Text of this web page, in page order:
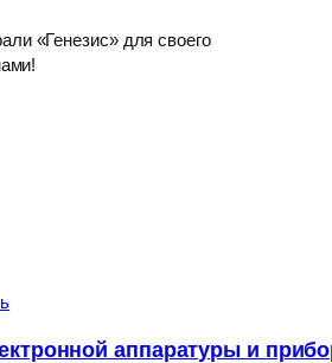
«Генезис» для своего
аппаратуры и